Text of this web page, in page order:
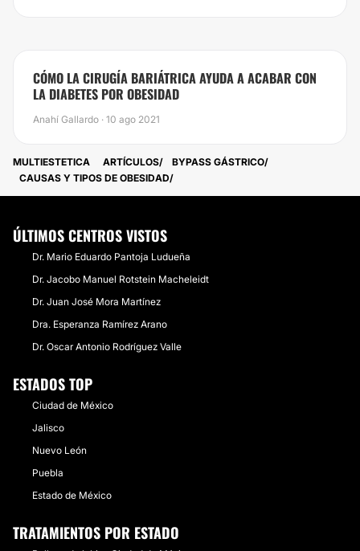
CÓMO LA CIRUGÍA BARIÁTRICA AYUDA A ACABAR CON
LA DIABETES POR OBESIDAD
Anahí Gallardo · 10 ago 2021
MULTIESTETICA ARTÍCULOS
BYPASS GÁSTRICO
CAUSAS Y TIPOS DE OBESIDAD
ÚLTIMOS CENTROS VISTOS
Dr. Mario Eduardo Pantoja Ludueña
Dr. Jacobo Manuel Rotstein Macheleidt
Dr. Juan José Mora Martínez
Dra. Esperanza Ramírez Arano
Dr. Oscar Antonio Rodríguez Valle
ESTADOS TOP
Ciudad de México
Jalisco
Nuevo León
Puebla
Estado de México
TRATAMIENTOS POR ESTADO